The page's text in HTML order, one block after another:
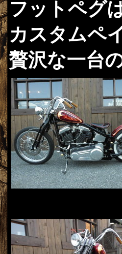
フットペグ
カスタムペ
贅沢な一台